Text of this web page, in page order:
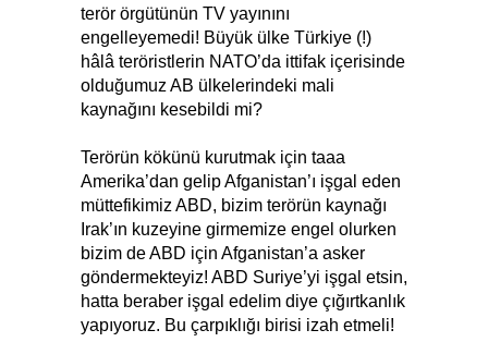
terör örgütünün TV yayınını
engelleyemedi! Büyük ülke Türkiye (!)
hâlâ teröristlerin NATO’da ittifak içerisinde
olduğumuz AB ülkelerindeki mali
kaynağını kesebildi mi?
Terörün kökünü kurutmak için taaa
Amerika’dan gelip Afganistan’ı işgal eden
müttefikimiz ABD, bizim terörün kaynağı
Irak’ın kuzeyine girmemize engel olurken
bizim de ABD için Afganistan’a asker
göndermekteyiz! ABD Suriye’yi işgal etsin,
hatta beraber işgal edelim diye çığırtkanlık
yapıyoruz. Bu çarpıklığı birisi izah etmeli!